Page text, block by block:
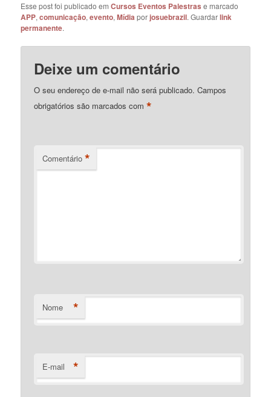
Esse post foi publicado emCursos Eventos Palestras e marcado
APP,comunicação,evento,Mídia porjosuebrazil. Guardarlink
permanente.
Deixe um comentário
O seu endereço de e-mail não será publicado. Campos
obrigatórios são marcados com*
Comentário *
Nome *
E-mail *